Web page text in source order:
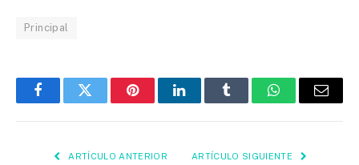
Principal
FacebookTwitter PinterestLinkedInTumblr WhatsAppEmail
ARTÍCULO ANTERIOR ARTÍCULO SIGUIENTE